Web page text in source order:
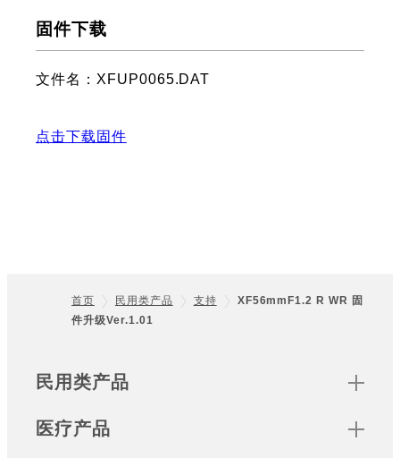
固件下载
文件名：XFUP0065.DAT
点击下载固件
Footer
首页 民用类产品 支持
XF56mmF1.2 R WR 固
件升级Ver.1.01
Sitemap
民用类产品
医疗产品